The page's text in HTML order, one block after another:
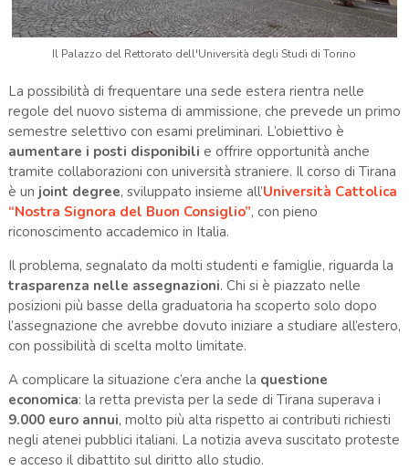
Il Palazzo del Rettorato dell'Università degli Studi di Torino
La possibilità di frequentare una sede estera rientra nelle
regole del nuovo sistema di ammissione, che prevede un primo
semestre selettivo con esami preliminari. L’obiettivo è
aumentare i posti disponibili e offrire opportunità anche
tramite collaborazioni con università straniere. Il corso di Tirana
è un joint degree, sviluppato insieme all’Università Cattolica
“Nostra Signora del Buon Consiglio”, con pieno
riconoscimento accademico in Italia.
Il problema, segnalato da molti studenti e famiglie, riguarda la
trasparenza nelle assegnazioni. Chi si è piazzato nelle
posizioni più basse della graduatoria ha scoperto solo dopo
l’assegnazione che avrebbe dovuto iniziare a studiare all’estero,
con possibilità di scelta molto limitate.
A complicare la situazione c’era anche la questione
economica: la retta prevista per la sede di Tirana superava i
9.000 euro annui, molto più alta rispetto ai contributi richiesti
negli atenei pubblici italiani. La notizia aveva suscitato proteste
e acceso il dibattito sul diritto allo studio.